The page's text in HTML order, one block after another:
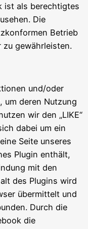
ist als berechtigtes
Die
Betrieb
gewährleisten.
und/oder
um deren Nutzung
wir den „LIKE“
dabei um ein
Seite unseres
Plugin enthält,
mit den
des Plugins wird
übermittelt und
Durch die
die